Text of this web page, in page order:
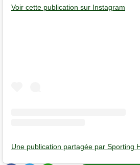
Voir cette publication sur Instagram